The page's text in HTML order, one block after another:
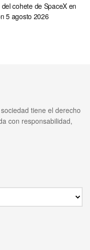
cohete de SpaceX en
5 agosto 2026
tiene el derecho
con responsabilidad,